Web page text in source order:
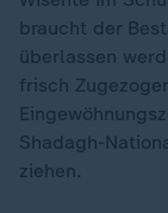
braucht der
überlassen
frisch
Shadagh-
ziehen.